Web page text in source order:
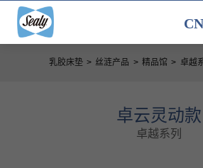
乳胶床垫 > 丝涟产品 > 精品馆 > 卓越
卓云灵动款
卓越系列